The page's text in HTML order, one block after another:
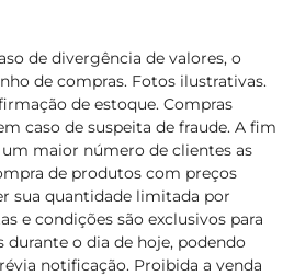
de divergência de valores, o
de compras. Fotos ilustrativas.
de estoque. Compras
caso de suspeita de fraude. A fim
maior número de clientes as
de produtos com preços
sua quantidade limitada por
e condições são exclusivos para
o dia de hoje, podendo
notificação. Proibida a venda